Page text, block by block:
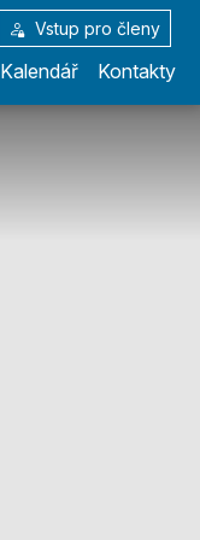
Vstup pro členy
Kalendář Kontakty